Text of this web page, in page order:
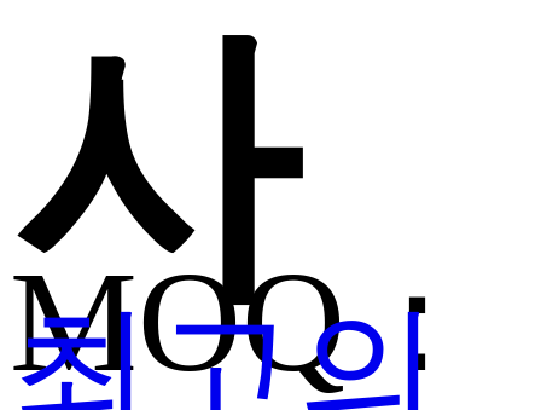
사
MOQ：
최고의